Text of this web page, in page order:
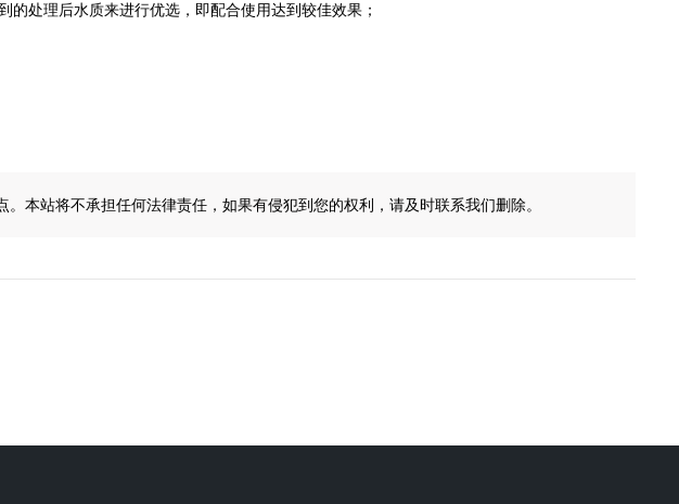
处理后水质来进行优选，即配合使用达到较佳效果；
本站将不承担任何法律责任，如果有侵犯到您的权利，请及时联系我们删除。